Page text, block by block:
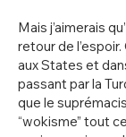
Mais j’aimerais
retour de
aux States et
passant par la
que le
“wokisme” tout